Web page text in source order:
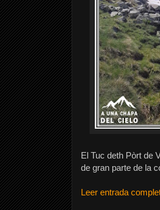
El Tuc deth Pòrt de
de gran parte de la
Leer entrada